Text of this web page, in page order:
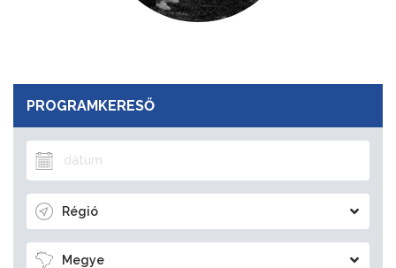
PROGRAMKERESŐ
Régió
Megye